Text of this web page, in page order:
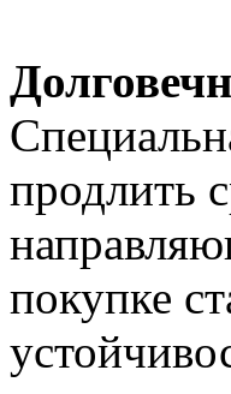
продлить
покупке